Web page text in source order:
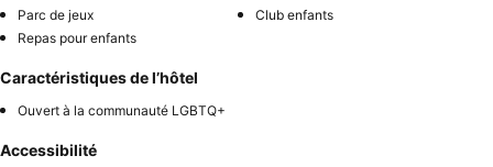
Parc de jeux
Club enfants
Repas pour enfants
Caractéristiques de l’hôtel
Ouvert à la communauté LGBTQ+
Accessibilité